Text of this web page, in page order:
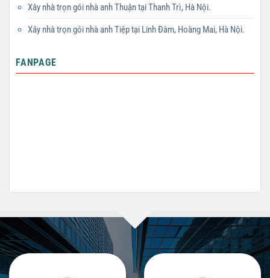
Xây nhà trọn gói nhà anh Thuận tại Thanh Trì, Hà Nội.
Xây nhà trọn gói nhà anh Tiệp tại Linh Đàm, Hoàng Mai, Hà Nội.
FANPAGE